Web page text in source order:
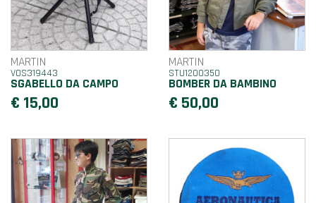
MARTIN
VOS319443
SGABELLO DA CAMPO
€ 15,00
MARTIN
STU1200350
BOMBER DA BAMBINO
€ 50,00